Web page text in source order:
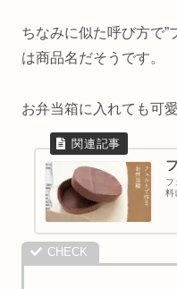
ちなみに似た呼び方で”
は商品名だそうです。
お弁当箱に入れても可愛
フ
料